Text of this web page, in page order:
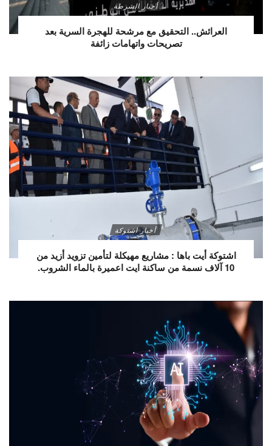
أخبار الشرطة
العرائش.. التحقيق مع مرشحة للهجرة السرية بعد
تصريحات واتهامات زائفة
أخبار اشتوكة
اشتوكة أيت باها : مشاريع مهيكلة لتأمين تزويد أزيد من
10 آلاف نسمة من ساكنة ايت اعميرة بالماء الشروب.